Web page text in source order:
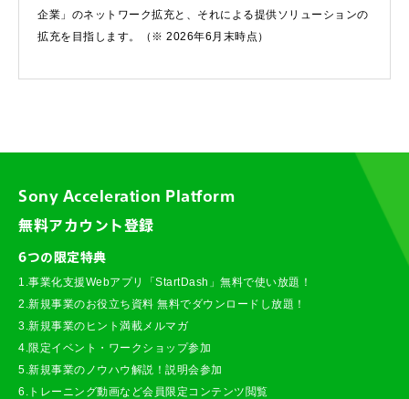
企業」のネットワーク拡充と、それによる提供ソリューションの
拡充を目指します。（※ 2026年6月末時点）
Sony Acceleration Platform
無料アカウント登録
6つの限定特典
1.事業化支援Webアプリ「StartDash」無料で使い放題！
2.新規事業のお役立ち資料 無料でダウンロードし放題！
3.新規事業のヒント満載メルマガ
4.限定イベント・ワークショップ参加
5.新規事業のノウハウ解説！説明会参加
6.トレーニング動画など会員限定コンテンツ閲覧